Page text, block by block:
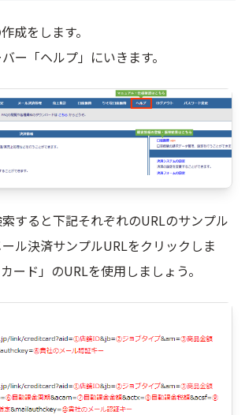
成をします。
ー「ヘルプ」にいきます。
索すると下記それぞれのURLのサンプル
ル決済サンプルURLをクリックしま
ード」のURLを使用しましょう。